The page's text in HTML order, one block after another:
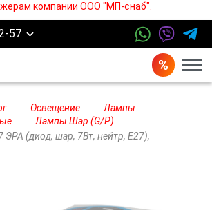
компании ООО "МП-снаб".
57
Освещение
Лампы
Лампы Шар (G/P)
ЭРА (диод, шар, 7Вт, нейтр, E27),